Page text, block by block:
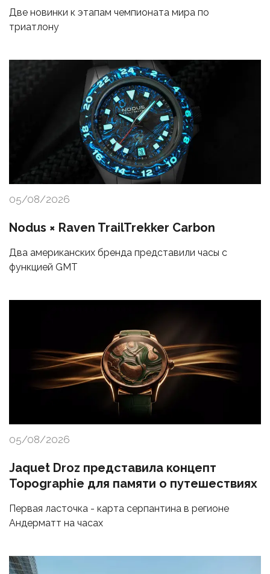
Две новинки к этапам чемпионата мира по
триатлону
05/08/2026
Nodus × Raven TrailTrekker Carbon
Два американских бренда представили часы с
функцией GMT
05/08/2026
Jaquet Droz представила концепт
Topographie для памяти о путешествиях
Первая ласточка - карта серпантина в регионе
Андерматт на часах